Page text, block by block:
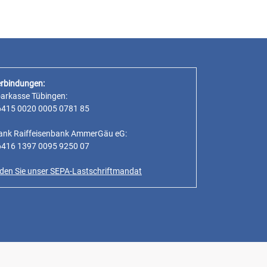
Tübingen:
0020 0005 0781 85
Raiffeisenbank AmmerGäu eG:
1397 0095 9250 07
Sie unser SEPA-Lastschriftmandat